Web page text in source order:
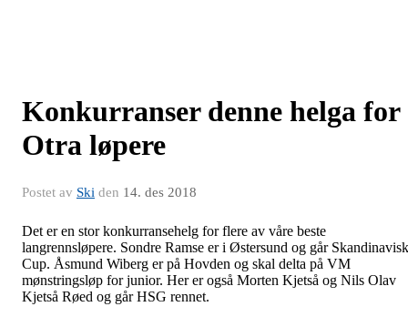
Konkurranser denne helga for
Otra løpere
Postet av Ski den 14. des 2018
Det er en stor konkurransehelg for flere av våre beste
langrennsløpere. Sondre Ramse er i Østersund og går Skandinavisk
Cup. Åsmund Wiberg er på Hovden og skal delta på VM
mønstringsløp for junior. Her er også Morten Kjetså og Nils Olav
Kjetså Røed og går HSG rennet.